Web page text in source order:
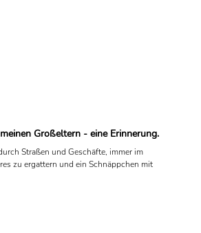
Großeltern - eine Erinnerung.
Straßen und Geschäfte, immer im
zu ergattern und ein Schnäppchen mit